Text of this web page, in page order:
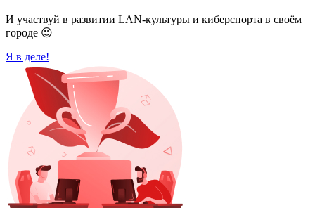
И участвуй в развитии LAN-культуры и киберспорта в своём
городе 😉
Я в деле!